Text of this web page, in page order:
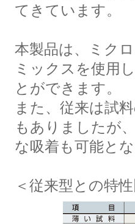
てきています。
本製品は、ミク
ミックスを使用
とができます。
また、従来は試
もありましたが
な吸着も可能と
＜従来型との特